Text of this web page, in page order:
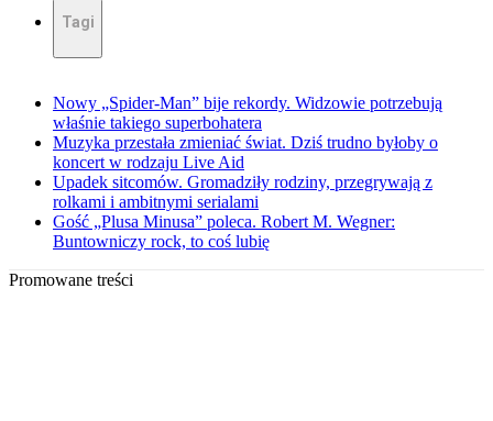
Tagi
Nowy „Spider-Man” bije rekordy. Widzowie potrzebują
właśnie takiego superbohatera
Muzyka przestała zmieniać świat. Dziś trudno byłoby o
koncert w rodzaju Live Aid
Upadek sitcomów. Gromadziły rodziny, przegrywają z
rolkami i ambitnymi serialami
Gość „Plusa Minusa” poleca. Robert M. Wegner:
Buntowniczy rock, to coś lubię
Promowane treści